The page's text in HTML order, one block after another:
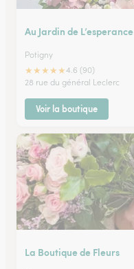
Au Jardin de L’esperance
Potigny
★★★★★4.6 (90)
28 rue du général Leclerc
Voir la boutique
La Boutique de Fleurs